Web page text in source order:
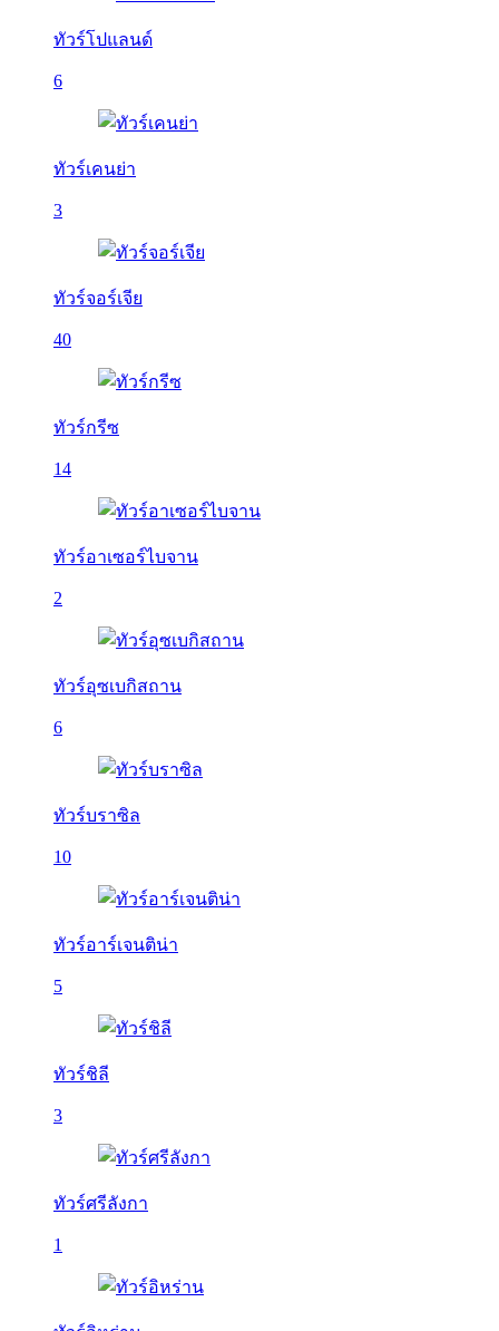
ทัวร์โปแลนด์
6
ทัวร์เคนย่า
3
ทัวร์จอร์เจีย
40
ทัวร์กรีซ
14
ทัวร์อาเซอร์ไบจาน
2
ทัวร์อุซเบกิสถาน
6
ทัวร์บราซิล
10
ทัวร์อาร์เจนติน่า
5
ทัวร์ชิลี
3
ทัวร์ศรีลังกา
1